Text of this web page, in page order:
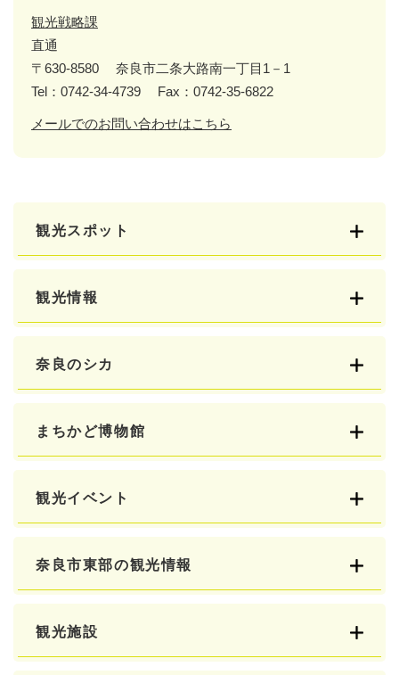
観光戦略課
直通
〒630-8580
奈良市二条大路南一丁目1－1
Tel：0742-34-4739
Fax：0742-35-6822
メールでのお問い合わせはこちら
観光スポット
観光情報
奈良のシカ
まちかど博物館
観光イベント
奈良市東部の観光情報
観光施設